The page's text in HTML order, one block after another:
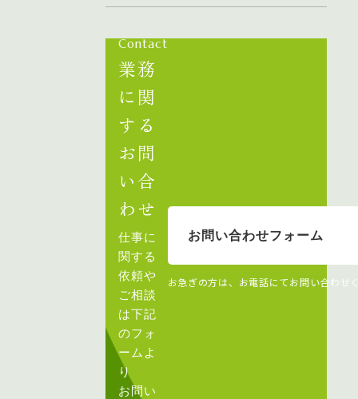
Contact
業務
に関
する
お問
い合
わせ
仕事に
関する
依頼や
ご相談
は下記
のフォ
ームよ
り
お問い
お問い合わせフォーム
お急ぎの方は、お電話にてお問い合わせ